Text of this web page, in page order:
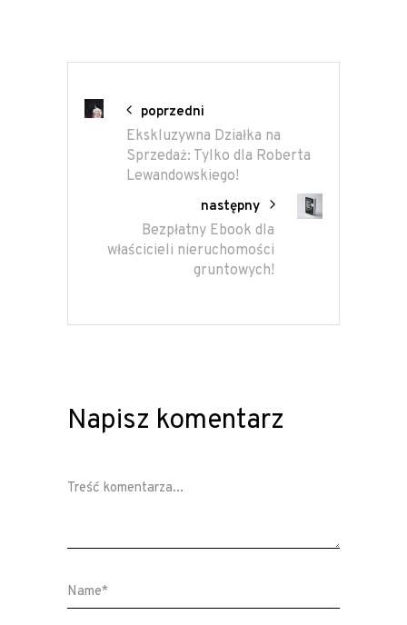
poprzedni
Ekskluzywna Działka na
Sprzedaż: Tylko dla Roberta
Lewandowskiego!
następny
Bezpłatny Ebook dla
właścicieli nieruchomości
gruntowych!
Napisz komentarz